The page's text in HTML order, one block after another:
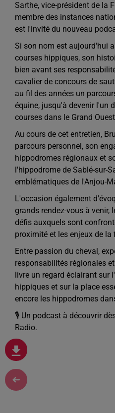
Sarthe, vice-président de la
membre des instances
est l'invité du nouveau
Si son nom est aujourd'hui
courses hippiques, son
bien avant ses
cavalier de concours de
au fil des années un
équine, jusqu'à devenir l'un
courses dans le Grand
Au cours de cet entretien,
parcours personnel, son
hippodromes régionaux et
l'hippodrome de Sablé-sur-
emblématiques de l'Anjou-
L'occasion également
grands rendez-vous à venir,
défis auxquels sont
proximité et les enjeux de
Entre passion du cheval,
responsabilités régionales
livre un regard éclairant sur
hippiques et sur la place
encore les hippodromes
🎙️ Un podcast à découvrir
Radio.